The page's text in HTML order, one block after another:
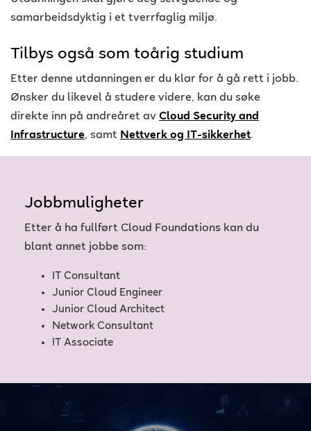
samarbeidsdyktig i et tverrfaglig miljø.
Tilbys også som toårig studium
Etter denne utdanningen er du klar for å gå rett i jobb.
Ønsker du likevel å studere videre, kan du søke
direkte inn på andreåret av Cloud Security and
Infrastructure, samt Nettverk og IT-sikkerhet.
Jobbmuligheter
Etter å ha fullført Cloud Foundations kan du
blant annet jobbe som:
IT Consultant
Junior Cloud Engineer
Junior Cloud Architect
Network Consultant
IT Associate